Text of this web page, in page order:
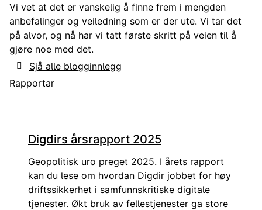
Vi vet at det er vanskelig å finne frem i mengden
anbefalinger og veiledning som er der ute. Vi tar det
på alvor, og nå har vi tatt første skritt på veien til å
gjøre noe med det.
Sjå alle blogginnlegg
Rapportar
Digdirs årsrapport 2025
Geopolitisk uro preget 2025. I årets rapport
kan du lese om hvordan Digdir jobbet for høy
driftssikkerhet i samfunnskritiske digitale
tjenester. Økt bruk av fellestjenester ga store